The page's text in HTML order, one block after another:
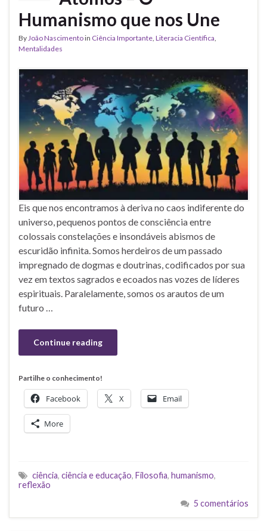
Humanismo que nos Une
ByJoão Nascimentoin Ciência Importante, Literacia Científica,
Mentalidades
Eis que nos encontramos à deriva no caos indiferente do
universo, pequenos pontos de consciência entre
colossais constelações e insondáveis abismos de
escuridão infinita. Somos herdeiros de um passado
impregnado de dogmas e doutrinas, codificados por sua
vez em textos sagrados e ecoados nas vozes de líderes
espirituais. Paralelamente, somos os arautos de um
futuro …
Continue reading
Partilhe o conhecimento!
Facebook X Email
More
ciência, ciência e educação, Filosofia, humanismo,
reflexão
5 comentários